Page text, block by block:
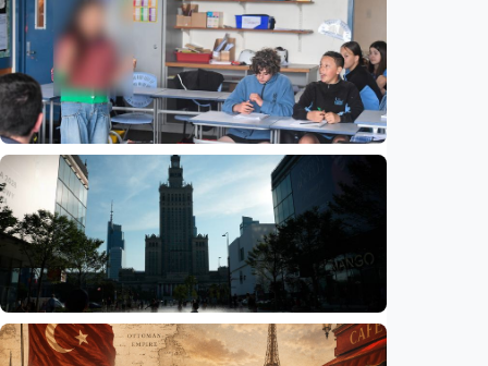
Humaniora
Beijing jadi ibu kota arsitektur dunia
UNESCO-UIA 2029. Apa alasannya?
Indonesia•06 Aug 2026
Humaniora
Sekolah di Selandia Baru tambah mata
pelajaran berbasis industri, dari AI hingga
pariwisata
Indonesia •06 Aug 2026
Humaniora